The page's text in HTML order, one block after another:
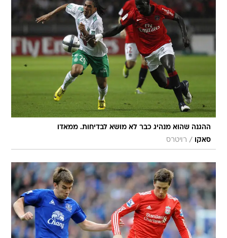
ההגנה שהוא מנהיג כבר לא מושא לבדיחות. ממאדו
סאקו
/ רויטרס